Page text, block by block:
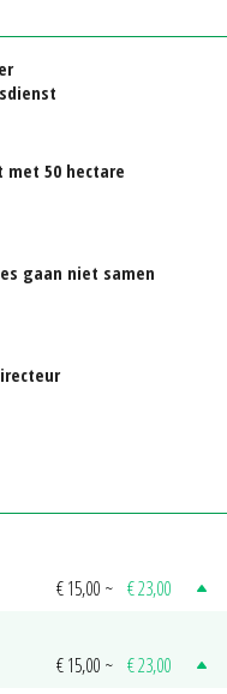
50 hectare
gaan niet samen
€ 15,00 ~ € 23,00
€ 15,00 ~ € 23,00